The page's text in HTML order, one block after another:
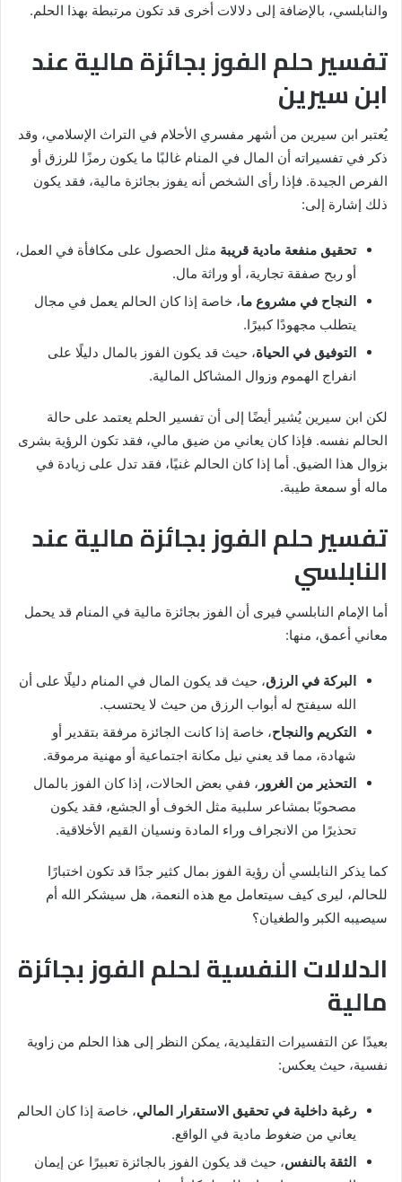
والنابلسي، بالإضافة إلى دلالات أخرى قد تكون مرتبطة بهذا الحلم.
تفسير حلم الفوز بجائزة مالية عند
ابن سيرين
يُعتبر ابن سيرين من أشهر مفسري الأحلام في التراث الإسلامي، وقد
ذكر في تفسيراته أن المال في المنام غالبًا ما يكون رمزًا للرزق أو
الفرص الجيدة. فإذا رأى الشخص أنه يفوز بجائزة مالية، فقد يكون
ذلك إشارة إلى:
تحقيق منفعة مادية قريبة مثل الحصول على مكافأة في العمل،
أو ربح صفقة تجارية، أو وراثة مال.
النجاح في مشروع ما، خاصة إذا كان الحالم يعمل في مجال
يتطلب مجهودًا كبيرًا.
التوفيق في الحياة، حيث قد يكون الفوز بالمال دليلًا على
انفراج الهموم وزوال المشاكل المالية.
لكن ابن سيرين يُشير أيضًا إلى أن تفسير الحلم يعتمد على حالة
الحالم نفسه. فإذا كان يعاني من ضيق مالي، فقد تكون الرؤية بشرى
بزوال هذا الضيق. أما إذا كان الحالم غنيًا، فقد تدل على زيادة في
ماله أو سمعة طيبة.
تفسير حلم الفوز بجائزة مالية عند
النابلسي
أما الإمام النابلسي فيرى أن الفوز بجائزة مالية في المنام قد يحمل
معاني أعمق، منها:
البركة في الرزق، حيث قد يكون المال في المنام دليلًا على أن
الله سيفتح له أبواب الرزق من حيث لا يحتسب.
التكريم والنجاح، خاصة إذا كانت الجائزة مرفقة بتقدير أو
شهادة، مما قد يعني نيل مكانة اجتماعية أو مهنية مرموقة.
التحذير من الغرور ، ففي بعض الحالات، إذا كان الفوز بالمال
مصحوبًا بمشاعر سلبية مثل الخوف أو الجشع، فقد يكون
تحذيرًا من الانجراف وراء المادة ونسيان القيم الأخلاقية.
كما يذكر النابلسي أن رؤية الفوز بمال كثير جدًا قد تكون اختبارًا
للحالم، ليرى كيف سيتعامل مع هذه النعمة، هل سيشكر الله أم
سيصيبه الكبر والطغيان؟
الدلالات النفسية لحلم الفوز بجائزة
مالية
بعيدًا عن التفسيرات التقليدية، يمكن النظر إلى هذا الحلم من زاوية
نفسية، حيث يعكس:
رغبة داخلية في تحقيق الاستقرار المالي، خاصة إذا كان الحالم
يعاني من ضغوط مادية في الواقع.
الثقة بالنفس، حيث قد يكون الفوز بالجائزة تعبيرًا عن إيمان